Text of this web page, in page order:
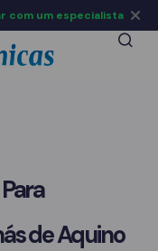
de Aquino
com um especialista